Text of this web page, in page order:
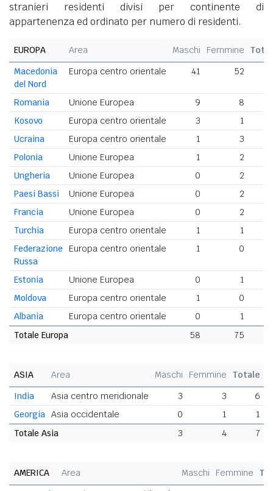
stranieri residenti divisi per continente di
appartenenza ed ordinato per numero di residenti.
EUROPA Area Maschi Femmine
Macedonia
del Nord
Europa centro orientale 41 52
Romania Unione Europea 9 8
Kosovo
Europa centro orientale 3
1
Ucraina
Europa centro orientale 1
3
Polonia
Unione Europea 1
2
Ungheria
Unione Europea 0
2
Paesi Bassi
Unione Europea 0
2
Francia
Unione Europea 0
2
Turchia
Europa centro orientale 1
1
Federazione
Russa
Europa centro orientale 1 0
Estonia Unione Europea 0
1
Moldova
Europa centro orientale 1
0
Albania
Europa centro orientale 0
1
Totale Europa
58 75
ASIA Area Maschi Femmine
Totale
India
Asia centro meridionale 3 3 6
Georgia Asia occidentale 0 1 1
Totale Asia
3 4 7
AMERICA Area Maschi Femmine